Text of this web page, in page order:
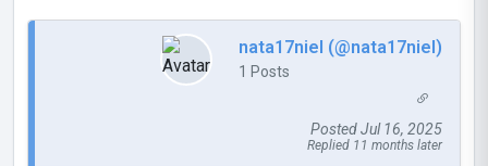
nata17niel (@nata17niel)
1 Posts
Posted Jul 16, 2025
Replied 11 months later